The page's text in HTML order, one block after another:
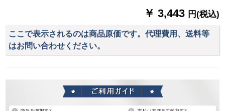
￥ 3,443 円(税込)
ここで表示されるのは商品原価です。代理費用、送料等
はお問い合わせください。